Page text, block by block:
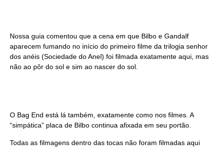
Nossa guia comentou que a cena em que Bilbo e Gandalf
aparecem fumando no início do primeiro filme da trilogia senhor
dos anéis (Sociedade do Anel) foi filmada exatamente aqui, mas
não ao pôr do sol e sim ao nascer do sol.
O Bag End está lá também, exatamente como nos filmes. A
“simpática” placa de Bilbo continua afixada em seu portão.
Todas as filmagens dentro das tocas não foram filmadas aqui